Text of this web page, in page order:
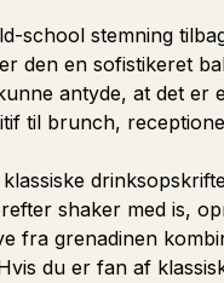
school stemning
den en sofistikeret
antyde, at det er
til brunch,
shaker med is,
fra grenadinen
du er fan af